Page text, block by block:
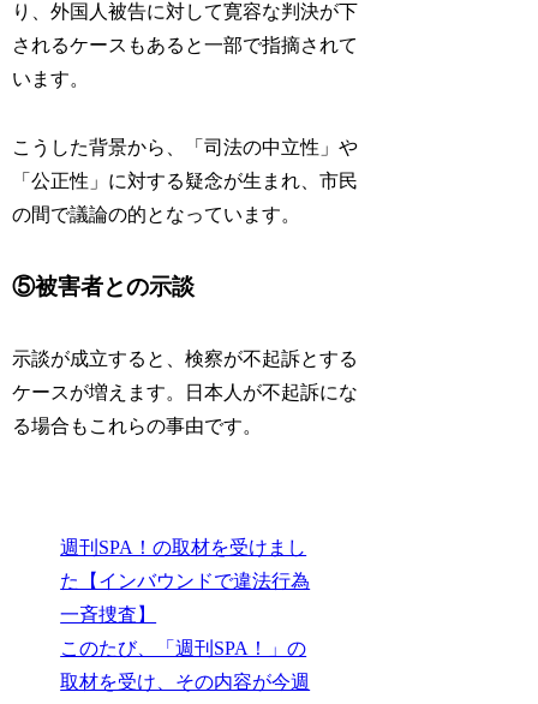
り、外国人被告に対して寛容な判決が下
されるケースもあると一部で指摘されて
います。
こうした背景から、「司法の中立性」や
「公正性」に対する疑念が生まれ、市民
の間で議論の的となっています。
⑤被害者との示談
示談が成立すると、検察が不起訴とする
ケースが増えます。日本人が不起訴にな
る場合もこれらの事由です。
週刊SPA！の取材を受けまし
た【インバウンドで違法行為
一斉捜査】
このたび、「週刊SPA！」の
取材を受け、その内容が今週